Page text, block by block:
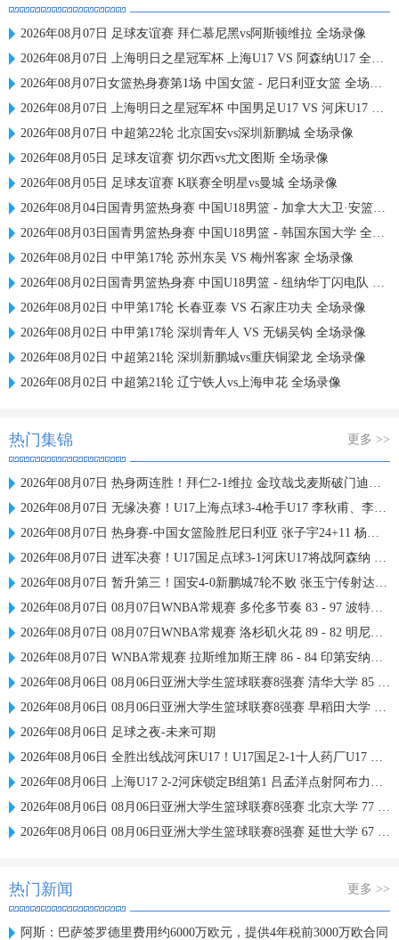
2026年08月07日 足球友谊赛 拜仁慕尼黑vs阿斯顿维拉 全场录像
2026年08月07日 上海明日之星冠军杯 上海U17 VS 阿森纳U17 全场录像
2026年08月07日女篮热身赛第1场 中国女篮 - 尼日利亚女篮 全场录像
2026年08月07日 上海明日之星冠军杯 中国男足U17 VS 河床U17 全场录像
2026年08月07日 中超第22轮 北京国安vs深圳新鹏城 全场录像
2026年08月05日 足球友谊赛 切尔西vs尤文图斯 全场录像
2026年08月05日 足球友谊赛 K联赛全明星vs曼城 全场录像
2026年08月04日国青男篮热身赛 中国U18男篮 - 加拿大大卫·安篮球学院 全场录像
2026年08月03日国青男篮热身赛 中国U18男篮 - 韩国东国大学 全场录像
2026年08月02日 中甲第17轮 苏州东吴 VS 梅州客家 全场录像
2026年08月02日国青男篮热身赛 中国U18男篮 - 纽纳华丁闪电队 全场录像
2026年08月02日 中甲第17轮 长春亚泰 VS 石家庄功夫 全场录像
2026年08月02日 中甲第17轮 深圳青年人 VS 无锡吴钩 全场录像
2026年08月02日 中超第21轮 深圳新鹏城vs重庆铜梁龙 全场录像
2026年08月02日 中超第21轮 辽宁铁人vs上海申花 全场录像
热门集锦 更多 >>
2026年08月07日 热身两连胜！拜仁2-1维拉 金玟哉戈麦斯破门迪亚斯替补建功
2026年08月07日 无缘决赛！U17上海点球3-4枪手U17 李秋甫、李文博失点王启戎扑点
2026年08月07日 热身赛-中国女篮险胜尼日利亚 张子宇24+11 杨舒予12+6
2026年08月07日 进军决赛！U17国足点球3-1河床U17将战阿森纳 江宇涵替补两扑点
2026年08月07日 暂升第三！国安4-0新鹏城7轮不败 张玉宁传射达万双响法比奥破门
2026年08月07日 08月07日WNBA常规赛 多伦多节奏 83 - 97 波特兰火焰 集锦
2026年08月07日 08月07日WNBA常规赛 洛杉矶火花 89 - 82 明尼苏达山猫 全场集锦
2026年08月07日 WNBA常规赛 拉斯维加斯王牌 86 - 84 印第安纳狂热 全场集锦
2026年08月06日 08月06日亚洲大学生篮球联赛8强赛 清华大学 85 - 81 菲律宾大学 集锦
2026年08月06日 08月06日亚洲大学生篮球联赛8强赛 早稻田大学 78 - 71 高丽大学 集锦
2026年08月06日 足球之夜-未来可期
2026年08月06日 全胜出线战河床U17！U17国足2-1十人药厂U17 赵松源登场1分钟传射
2026年08月06日 上海U17 2-2河床锁定B组第1 吕孟洋点射阿布力米破门 将战A组第2
2026年08月06日 08月06日亚洲大学生篮球联赛8强赛 北京大学 77 - 79 上海交通大学 集锦
2026年08月06日 08月06日亚洲大学生篮球联赛8强赛 延世大学 67 - 72 政治大学 集锦
热门新闻 更多 >>
阿斯：巴萨签罗德里费用约6000万欧元，提供4年税前3000万欧合同